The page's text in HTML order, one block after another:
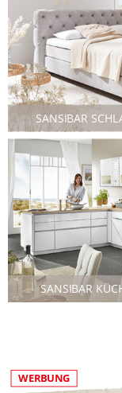
SANSIBAR
WERBUNG
SANSIBAR